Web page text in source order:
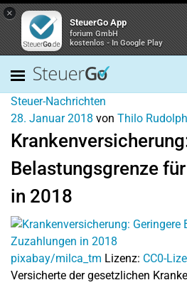
×
SteuerGo App
forium GmbH
kostenlos - In Google Play
Steuer-Nachrichten
28. Januar 2018 von Thilo Rudolph
Belastungsgrenze
in 2018
pixabay/milca_tm Lizenz: CC0-
Versicherte der gesetzlichen